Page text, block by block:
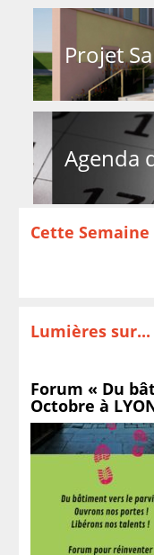
Projet
Agenda
Cette Semaine
Lumières sur...
Forum « Du
Octobre à